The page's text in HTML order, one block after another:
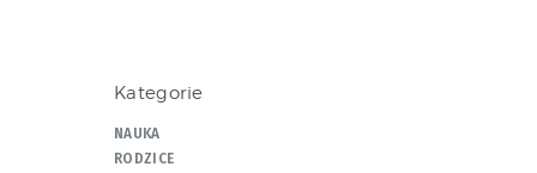
Kategorie
NAUKA
RODZICE